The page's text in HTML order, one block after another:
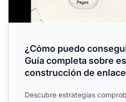
¿Cómo puedo
Guía completa sobre
construcción de
Descubre estrategias